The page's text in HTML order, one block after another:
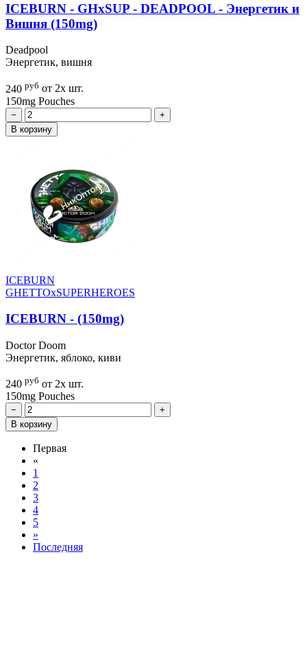
ICEBURN - GHxSUP - DEADPOOL - Энергетик и
Вишня (150mg)
Deadpool
Энергетик, вишня
240 руб от 2х шт.
150mg Pouches
−
+
В корзину
ICEBURN
GHETTOxSUPERHEROES
ICEBURN - (150mg)
Doctor Doom
Энергетик, яблоко, киви
240 руб от 2х шт.
150mg Pouches
−
+
В корзину
Первая
«
1
2
3
4
5
»
Последняя